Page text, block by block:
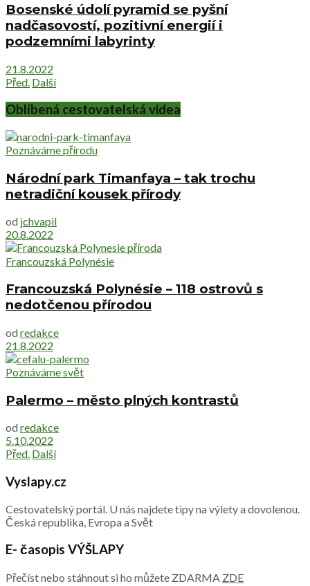
Bosenské údolí pyramid se pyšní
nadčasovostí, pozitivní energií i
podzemními labyrinty
21.8.2022
Před. Další
Oblíbená cestovatelská videa
Poznáváme přírodu
Národní park Timanfaya – tak trochu
netradiční kousek přírody
od jchvapil
20.8.2022
Francouzská Polynésie
Francouzská Polynésie – 118 ostrovů s
nedotčenou přírodou
od redakce
21.8.2022
Poznáváme svět
Palermo – město plných kontrastů
od redakce
5.10.2022
Před. Další
Vyslapy.cz
Cestovatelský portál. U nás najdete tipy na výlety a dovolenou.
Česká republika, Evropa a Svět
E- časopis VÝŠLAPY
Přečíst nebo stáhnout si ho můžete ZDARMA ZDE